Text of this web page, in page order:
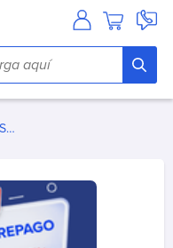
Recarga Claro en Sencillito!